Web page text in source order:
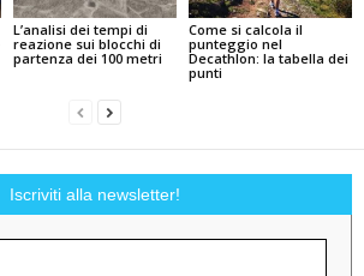
L’analisi dei tempi di
reazione sui blocchi di
partenza dei 100 metri
Come si calcola il
punteggio nel
Decathlon: la tabella dei
punti
Iscriviti alla newsletter!